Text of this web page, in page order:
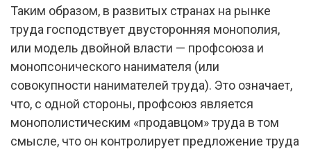
Таким образом, в развитых странах на рынке
труда господствует двусторонняя монополия,
или модель двойной власти — профсоюза и
монопсонического нанимателя (или
совокупности нанимателей труда). Это означает,
что, с одной стороны, профсоюз является
монополистическим «продавцом» труда в том
смысле, что он контролирует предложение труда